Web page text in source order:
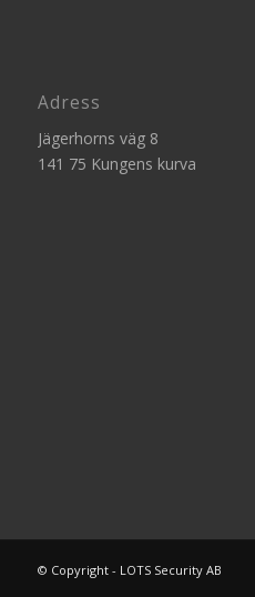
Adress
Jägerhorns väg 8
141 75 Kungens kurva
© Copyright - LOTS Security AB